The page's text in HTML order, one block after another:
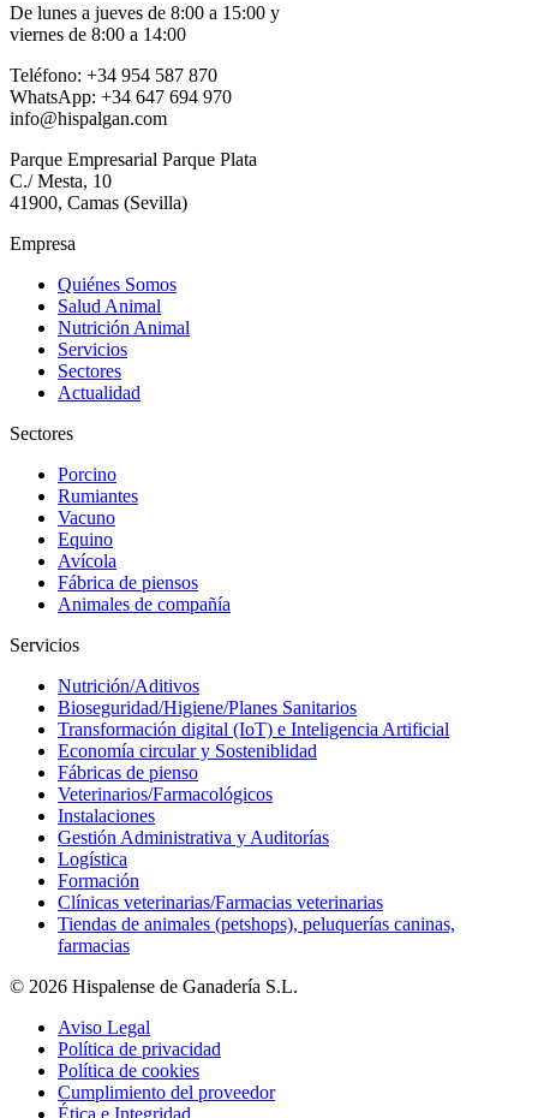
De lunes a jueves de 8:00 a 15:00 y
viernes de 8:00 a 14:00
Teléfono: +34 954 587 870
WhatsApp: +34 647 694 970
info@hispalgan.com
Parque Empresarial Parque Plata
C./ Mesta, 10
41900, Camas (Sevilla)
Empresa
Quiénes Somos
Salud Animal
Nutrición Animal
Servicios
Sectores
Actualidad
Sectores
Porcino
Rumiantes
Vacuno
Equino
Avícola
Fábrica de piensos
Animales de compañía
Servicios
Nutrición/Aditivos
Bioseguridad/Higiene/Planes Sanitarios
Transformación digital (IoT) e Inteligencia Artificial
Economía circular y Sosteniblidad
Fábricas de pienso
Veterinarios/Farmacológicos
Instalaciones
Gestión Administrativa y Auditorías
Logística
Formación
Clínicas veterinarias/Farmacias veterinarias
Tiendas de animales (petshops), peluquerías caninas,
farmacias
© 2026 Hispalense de Ganadería S.L.
Aviso Legal
Política de privacidad
Política de cookies
Cumplimiento del proveedor
Ética e Integridad